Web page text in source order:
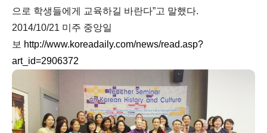
으로 학생들에게 교육하길 바란다”고 말했다.
2014/10/21 미주 중앙일
보 http://www.koreadaily.com/news/read.asp?
art_id=2906372